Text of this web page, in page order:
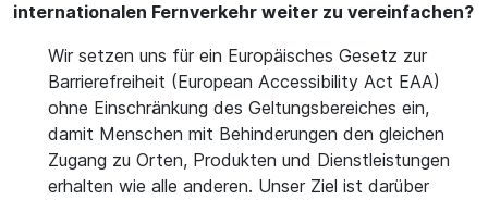
internationalen Fernverkehr weiter zu vereinfachen?
Wir setzen uns für ein Europäisches Gesetz zur
Barrierefreiheit (European Accessibility Act EAA)
ohne Einschränkung des Geltungsbereiches ein,
damit Menschen mit Behinderungen den gleichen
Zugang zu Orten, Produkten und Dienstleistungen
erhalten wie alle anderen. Unser Ziel ist darüber